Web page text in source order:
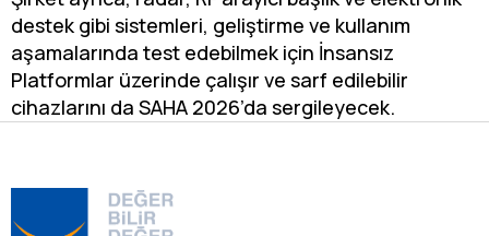
destek gibi sistemleri, geliştirme ve kullanım
aşamalarında test edebilmek için İnsansız
Platformlar üzerinde çalışır ve sarf edilebilir
cihazlarını da SAHA 2026’da sergileyecek.